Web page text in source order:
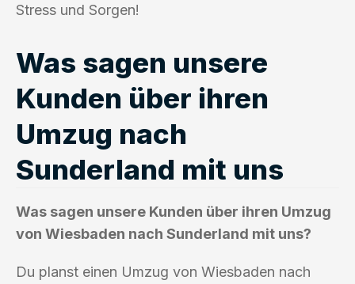
Stress und Sorgen!
Was sagen unsere
Kunden über ihren
Umzug nach
Sunderland mit uns
Was sagen unsere Kunden über ihren Umzug
von Wiesbaden nach Sunderland mit uns?
Du planst einen Umzug von Wiesbaden nach